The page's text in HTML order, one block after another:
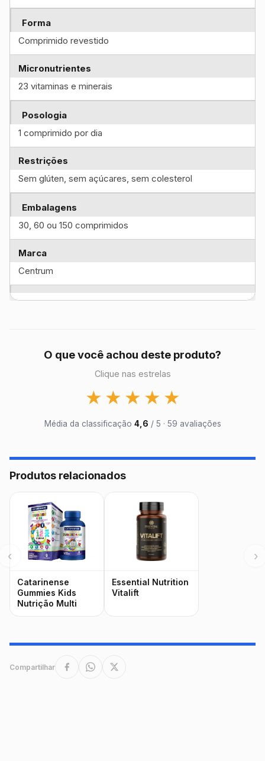
Forma
Comprimido revestido
Micronutrientes
23 vitaminas e minerais
Posologia
1 comprimido por dia
Restrições
Sem glúten, sem açúcares, sem colesterol
Embalagens
30, 60 ou 150 comprimidos
Marca
Centrum
O que você achou deste produto?
Clique nas estrelas
★ ★ ★ ★ ★
Média da classificação 4,6 / 5 · 59 avaliações
Produtos relacionados
‹
Catarinense
Gummies Kids
Nutrição Multi
Essential Nutrition
Vitalift
›
Compartilhar